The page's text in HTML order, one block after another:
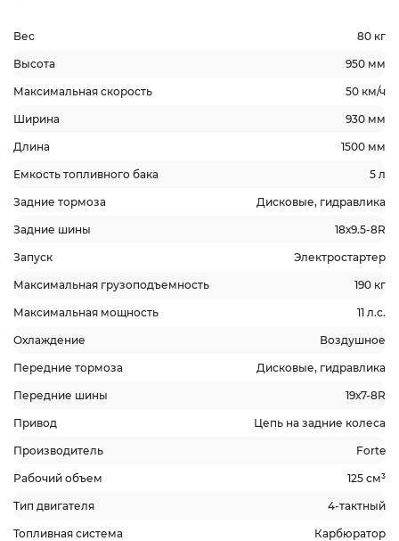
Вес 80 кг
Высота 950 мм
Максимальная скорость 50 км/ч
Ширина 930 мм
Длина 1500 мм
Емкость топливного бака 5 л
Задние тормоза Дисковые, гидравлика
Задние шины 18х9.5-8R
Запуск Электростартер
Максимальная грузоподъемность 190 кг
Максимальная мощность 11 л.с.
Охлаждение Воздушное
Передние тормоза Дисковые, гидравлика
Передние шины 19х7-8R
Привод Цепь на задние колеса
Производитель Forte
Рабочий объем 125 см³
Тип двигателя 4-тактный
Топливная система Карбюратор